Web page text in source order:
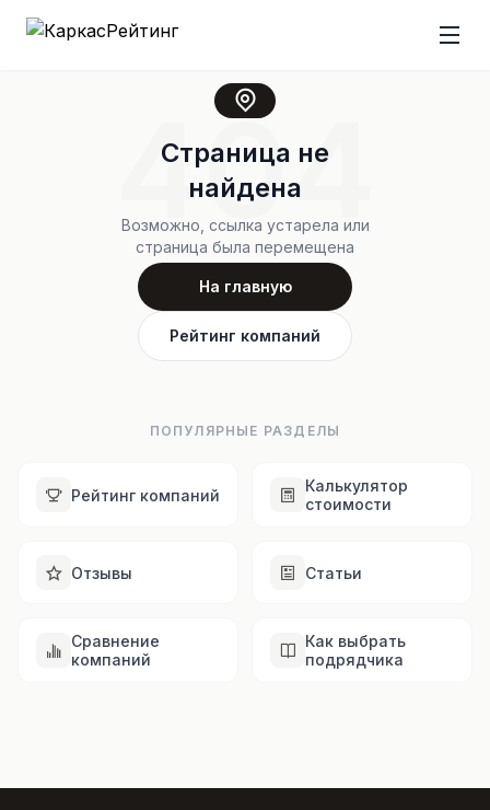
404
Страница не
найдена
Возможно, ссылка устарела или
страница была перемещена
На главную
Рейтинг компаний
ПОПУЛЯРНЫЕ РАЗДЕЛЫ
Рейтинг компаний
Калькулятор
стоимости
Отзывы Статьи
Сравнение
компаний
Как выбрать
подрядчика